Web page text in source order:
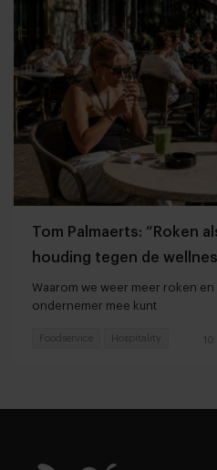
Tom Palmaerts: “Roken
houding tegen de
Waarom we weer meer roken en
ondernemer mee kunt
Foodservice Hospitality